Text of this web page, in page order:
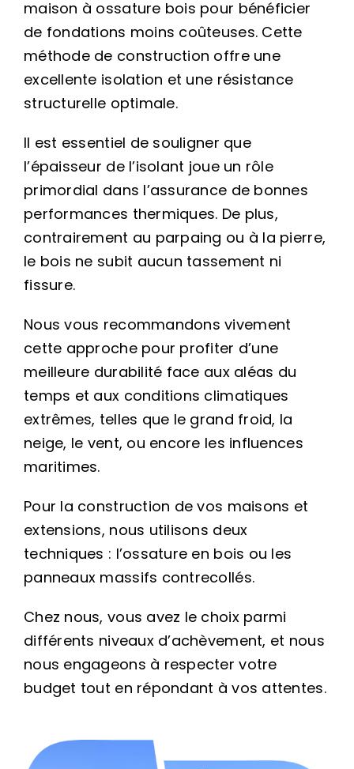
maison à ossature bois pour bénéficier
de fondations moins coûteuses. Cette
méthode de construction offre une
excellente isolation et une résistance
structurelle optimale.
Il est essentiel de souligner que
l’épaisseur de l’isolant joue un rôle
primordial dans l’assurance de bonnes
performances thermiques. De plus,
contrairement au parpaing ou à la pierre,
le bois ne subit aucun tassement ni
fissure.
Nous vous recommandons vivement
cette approche pour profiter d’une
meilleure durabilité face aux aléas du
temps et aux conditions climatiques
extrêmes, telles que le grand froid, la
neige, le vent, ou encore les influences
maritimes.
Pour la construction de vos maisons et
extensions, nous utilisons deux
techniques : l’ossature en bois ou les
panneaux massifs contrecollés.
Chez nous, vous avez le choix parmi
différents niveaux d’achèvement, et nous
nous engageons à respecter votre
budget tout en répondant à vos attentes.